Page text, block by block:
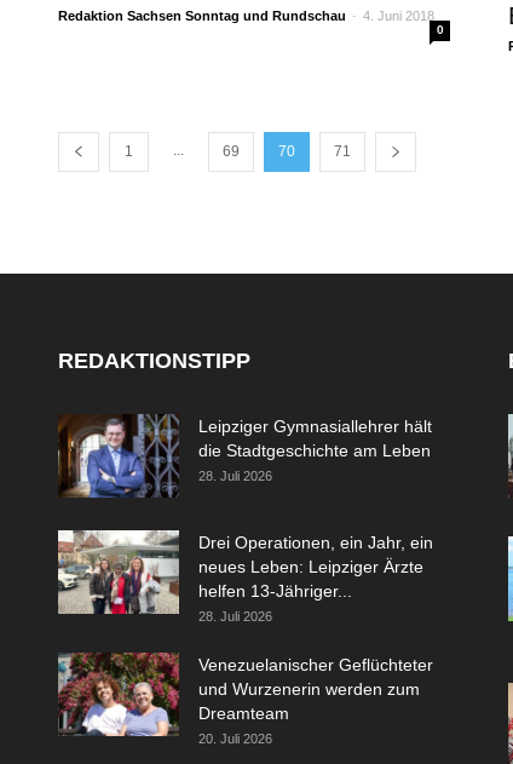
Redaktion Sachsen Sonntag und Rundschau - 4. Juni 2018
0
1 ... 69 70 71
REDAKTIONSTIPP
Leipziger Gymnasiallehrer hält
die Stadtgeschichte am Leben
28. Juli 2026
Drei Operationen, ein Jahr, ein
neues Leben: Leipziger Ärzte
helfen 13-Jähriger...
28. Juli 2026
Venezuelanischer Geflüchteter
und Wurzenerin werden zum
Dreamteam
20. Juli 2026